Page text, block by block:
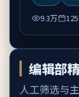
9.3万
编辑部
人工筛选与